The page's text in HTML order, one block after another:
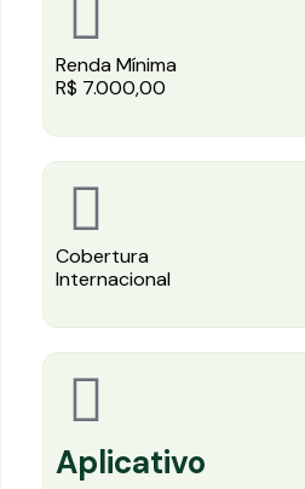
Renda Mínima
R$ 7.000,00
Cobertura
Internacional
Aplicativo